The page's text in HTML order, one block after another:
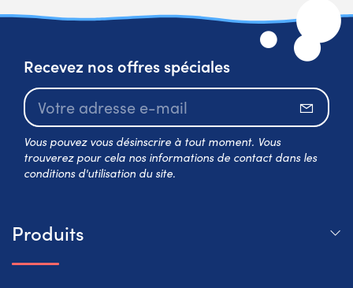
Recevez nos offres spéciales
Vous pouvez vous désinscrire à tout moment. Vous
trouverez pour cela nos informations de contact dans les
conditions d'utilisation du site.
Produits